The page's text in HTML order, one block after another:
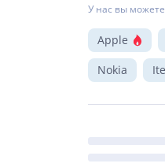
У нас вы
Apple
Nokia